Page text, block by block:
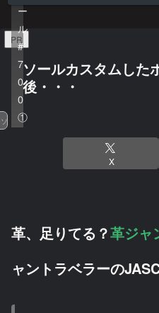
PR
ソールカスタムした
後・・・
ソールカスタム
ー
ル
#
7
0
0
①
X
革、足りてる？革ジャ
ャントラベラーの